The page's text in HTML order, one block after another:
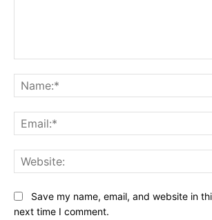
Save my name, email, and website in
next time I comment.